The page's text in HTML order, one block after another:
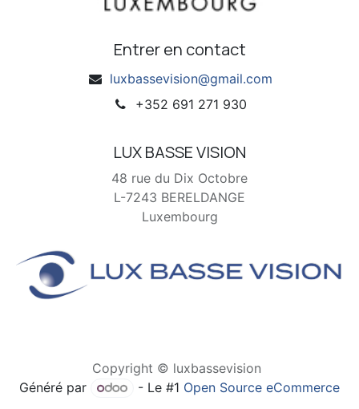
Entrer en contact
luxbassevision@gmail.com
+352 691 271 930
LUX BASSE VISION
48 rue du Dix Octobre
L-7243 BERELDANGE
Luxembourg
Copyright © luxbassevision
Généré par
- Le #1 Open Source eCommerce